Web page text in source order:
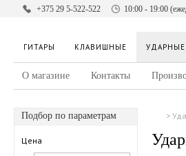
+375 29 5-522-522 10:00 - 19:00
ГИТАРЫ КЛАВИШНЫЕ УДАРНЫЕ
О магазине Контакты
Подбор по параметрам
Цена